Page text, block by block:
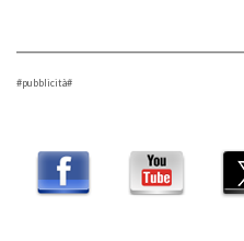
#pubblicità#